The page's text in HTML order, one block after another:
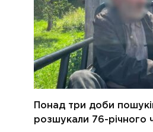
Понад три доби
розшукали 76-річного